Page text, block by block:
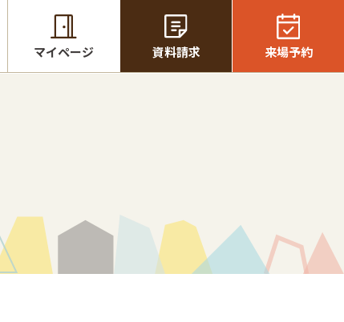
マイページ 資料請求 来場予約